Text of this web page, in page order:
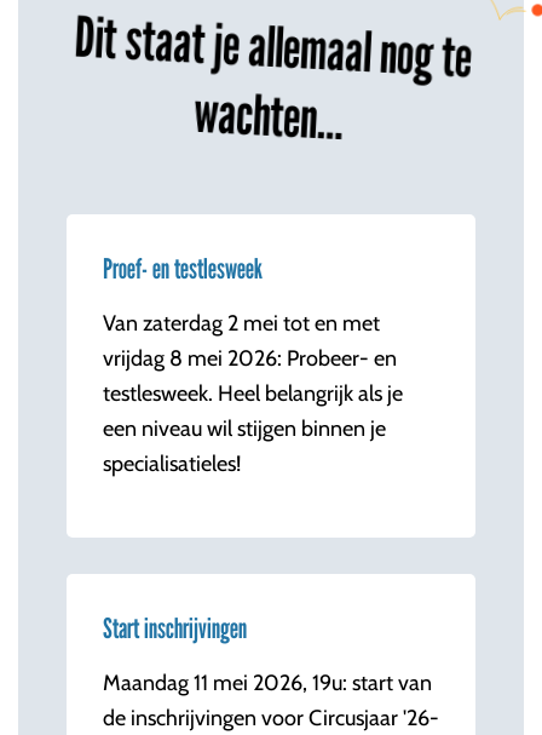
Dit staat je allemaal nog te
wachten…
Proef- en testlesweek
Van zaterdag 2 mei tot en met
vrijdag 8 mei 2026: Probeer- en
testlesweek. Heel belangrijk als je
een niveau wil stijgen binnen je
specialisatieles!
Start inschrijvingen
Maandag 11 mei 2026, 19u: start van
de inschrijvingen voor Circusjaar '26-